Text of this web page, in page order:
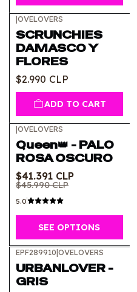
|OVELOVERS
SCRUNCHIES
DAMASCO Y
FLORES
$2.990 CLP
ADD TO CART
|OVELOVERS
Queen👑 - PALO
ROSA OSCURO
$41.391 CLP
$45.990 CLP
5.0
SEE OPTIONS
EPF289910|OVELOVERS
URBANLOVER -
GRIS